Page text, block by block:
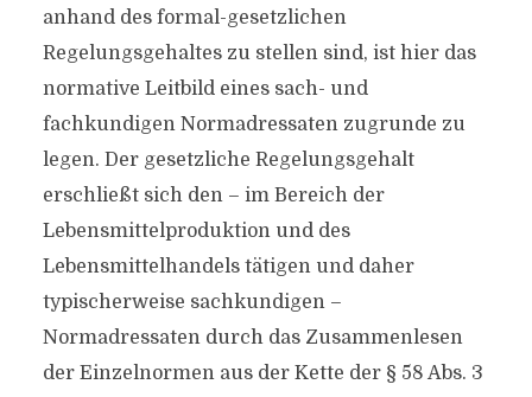
anhand des formal-gesetzlichen
Regelungsgehaltes zu stellen sind, ist hier das
normative Leitbild eines sach- und
fachkundigen Normadressaten zugrunde zu
legen. Der gesetzliche Regelungsgehalt
erschließt sich den – im Bereich der
Lebensmittelproduktion und des
Lebensmittelhandels tätigen und daher
typischerweise sachkundigen –
Normadressaten durch das Zusammenlesen
der Einzelnormen aus der Kette der § 58 Abs. 3